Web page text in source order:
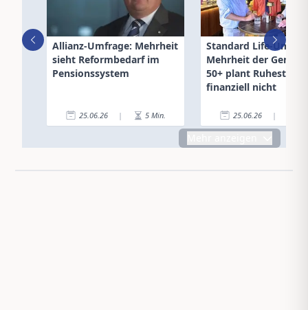
Allianz-Umfrage: Mehrheit
sieht Reformbedarf im
Pensionssystem
25.06.26 | 5 Min.
Standard Life-
Mehrheit der
50+ plant Ruhestand
finanziell nicht
25.06.26 |